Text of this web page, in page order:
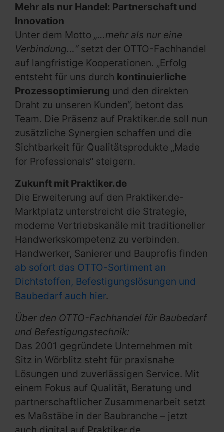
Mehr als nur Handel: Partnerschaft und
Innovation
Unter dem Motto „…mehr als nur eine
Verbindung…“setzt der OTTO-Fachhandel
auf langfristige Kooperationen. „Erfolg
entsteht für uns durch kontinuierliche
Prozessoptimierung und den direkten
Draht zu unseren Kunden“, betont das
Team. Die Präsenz auf Praktiker.de soll nun
zusätzliche Synergien schaffen und die
Sichtbarkeit für Qualitätsprodukte „Made
for Professionals“ steigern.
Zukunft mit Praktiker.de
Die Erweiterung auf den Praktiker.de-
Marktplatz unterstreicht die Strategie,
moderne Vertriebskanäle mit traditioneller
Handwerkskompetenz zu verbinden.
Handwerker, Sanierer und Bauprofis finden
ab sofort das OTTO-Sortiment an
Dichtstoffen, Befestigungslösungen und
Baubedarf auch hier.
Über den OTTO-Fachhandel für Baubedarf
und Befestigungstechnik:
Das 2001 gegründete Unternehmen mit
Sitz in Wörblitz steht für praxisnahe
Lösungen und zuverlässigen Service. Mit
einem Fokus auf Qualität, Beratung und
partnerschaftlicher Zusammenarbeit setzt
es Maßstäbe in der Baubranche – jetzt